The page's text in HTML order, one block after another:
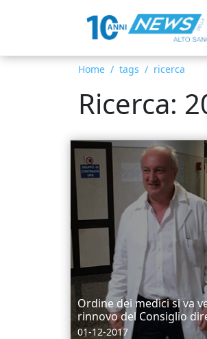
Home tags ricerca
Ricerca:
Ordine dei medici si va
rinnovo del Consiglio
01-12-2017